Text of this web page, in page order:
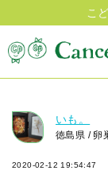
こ
いも。
徳島県 / 卵
2020-02-12 19:54:47